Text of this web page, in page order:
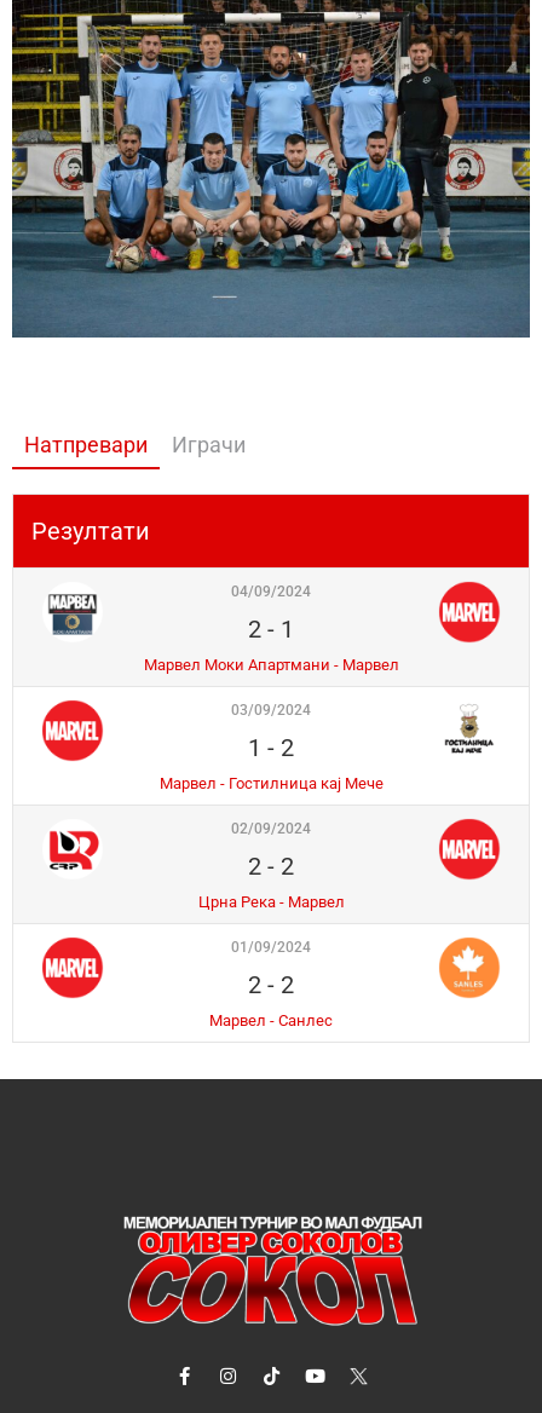
Натпревари Играчи
Резултати
04/09/2024
2 - 1
Марвел Моки Апартмани - Марвел
03/09/2024
1 - 2
Марвел - Гостилница кај Мече
02/09/2024
2 - 2
Црна Река - Марвел
01/09/2024
2 - 2
Марвел - Санлес